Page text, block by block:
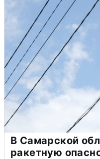
В Самарской
ракетную